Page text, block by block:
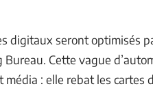
digitaux seront optimisés
Cette vague
média : elle rebat les cartes